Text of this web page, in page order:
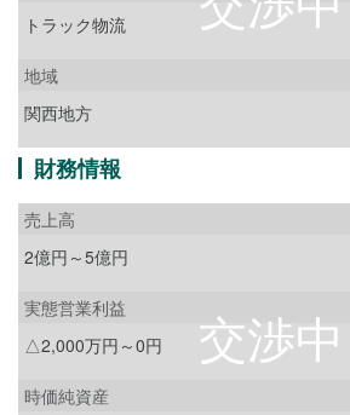
トラック物流
地域
関西地方
財務情報
売上高
2億円～5億円
実態営業利益
△2,000万円～0円
時価純資産